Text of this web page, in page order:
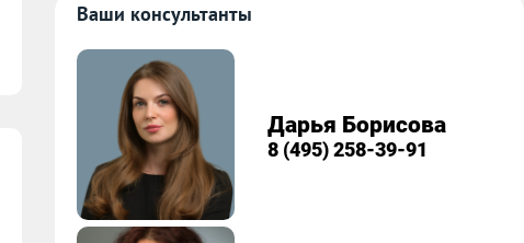
Ваши консультанты
Дарья Борисова
8 (495) 258-39-91